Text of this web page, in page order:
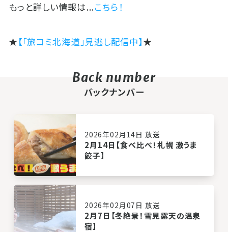
もっと詳しい情報は...こちら！
★【「旅コミ北海道」見逃し配信中】★
バックナンバー
2026年02月14日 放送
2月14日【食べ比べ！札幌 激うま
餃子】
2026年02月07日 放送
2月7日【冬絶景！雪見露天の温泉
宿】